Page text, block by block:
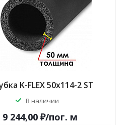
K-FLEX 50x114-2 ST
В наличии
9 244,00 ₽/пог. м